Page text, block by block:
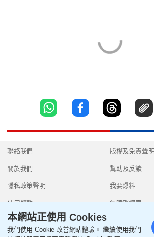
聯絡我們
關於我們
隱私政策聲明
使用條款
版權及免責聲明
幫助及反饋
我要爆料
無障礙網頁
本網站正使用 Cookies
我們使用 Cookie 改善網站體驗。 繼續使用我們